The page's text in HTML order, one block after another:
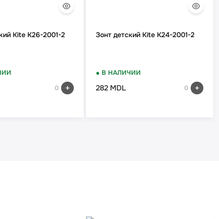
Kite K26-2001-2
0
Зонт детский Kite K24-2001-2
● В НАЛИЧИИ
282 MDL 0